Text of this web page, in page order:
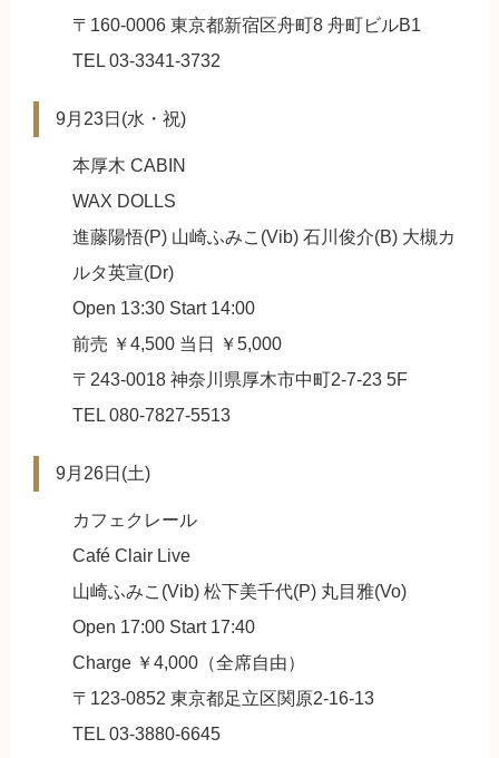
〒160-0006 東京都新宿区舟町8 舟町ビルB1
TEL 03-3341-3732
9月23日(水・祝)
本厚木 CABIN
WAX DOLLS
進藤陽悟(P) 山崎ふみこ(Vib) 石川俊介(B) 大槻カ
ルタ英宣(Dr)
Open 13:30 Start 14:00
前売 ￥4,500 当日 ￥5,000
〒243-0018 神奈川県厚木市中町2-7-23 5F
TEL 080-7827-5513
9月26日(土)
カフェクレール
Café Clair Live
山崎ふみこ(Vib) 松下美千代(P) 丸目雅(Vo)
Open 17:00 Start 17:40
Charge ￥4,000（全席自由）
〒123-0852 東京都足立区関原2-16-13
TEL 03-3880-6645